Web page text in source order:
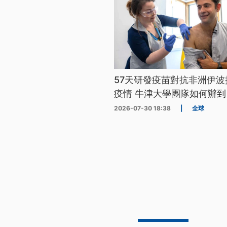
57天研發疫苗對抗非洲伊
疫情 牛津大學團隊如何辦
2026-07-30 18:38 全球